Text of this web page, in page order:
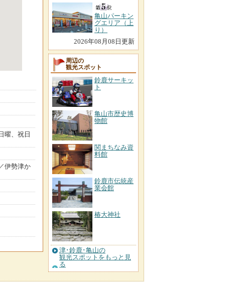
曜、祝日
伊勢津か
亀山パーキン
グエリア（上
り）
2026年08月08日更新
周辺の
観光スポット
鈴鹿サーキッ
ト
亀山市歴史博
物館
関まちなみ資
料館
鈴鹿市伝統産
業会館
椿大神社
津･鈴鹿･亀山の
観光スポットをもっと見
る